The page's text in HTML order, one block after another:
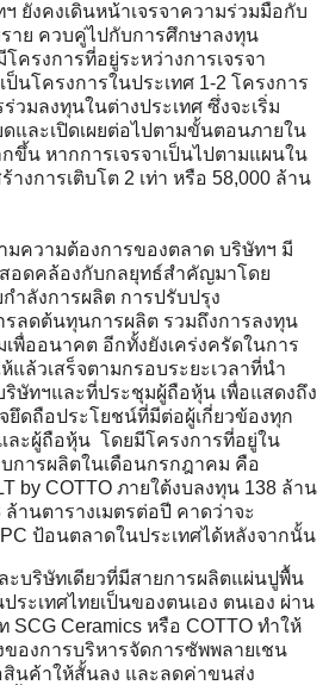
ฯ ยังคงเดินหน้าเจรจาความร่วมมือกับ
าย ควบคู่ไปกับการศึกษาลงทุน
ครงการที่อยู่ระหว่างการเจรจา
นโครงการในประเทศ 1-2 โครงการ
วมลงทุนในต่างประเทศ ซึ่งจะเริ่ม
และเปิดเผยต่อไปตามขั้นตอนภายใน
ขึ้น หากการเจรจาเป็นไปตามแผนใน
างการเติบโต 2 เท่า หรือ 58,000 ล้าน
มความต้องการของตลาด บริษัทฯ มี
อดคล้องกับกลยุทธ์สำคัญมาโดย
ำลังการผลิต การปรับปรุง
ลดต้นทุนการผลิต รวมถึงการลงทุน
พื่ออนาคต อีกทั้งยังเคร่งครัดในการ
แล้วเสร็จตามกรอบระยะเวลาที่นำ
ษัทฯและที่ประชุมผู้ถือหุ้น เพื่อแสดงถึง
ยึดถือประโยชน์ที่มีต่อผู้เกี่ยวข้องทุก
ละผู้ถือหุ้น โดยมีโครงการที่อยู่ใน
บการผลิตในเดือนกรกฎาคม คือ
by COTTO ภายใต้งบลงทุน 138 ล้าน
านตารางเมตรต่อปี คาดว่าจะ
ป้อนตลาดในประเทศได้หลังจากนั้น
ะบริษัทเดียวที่มีสายการผลิตแผ่นปูพื้น
ระเทศไทยเป็นของตนเอง ตนเอง ผ่าน
SCG Ceramics หรือ COTTO ทำให้
ของการบริหารจัดการซัพพลายเชน
สินค้าให้สั้นลง และลดค่าขนส่ง